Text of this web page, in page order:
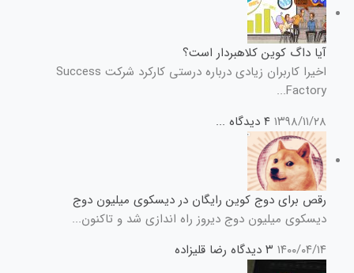
آیا داگ کوین کلاهبردار است؟
اخیرا کاربران زیادی درباره درستی کارکرد شرکت Success
Factory...
۱۳۹۸/۱۱/۲۸ ۴ دیدگاه ...
رقص برای دوج کوین رایگان در دیسکوی میلیون دوج
دیسکوی میلیون دوج دیروز راه اندازی شد و تاکنون...
۱۴۰۰/۰۴/۱۴ ۳ دیدگاه رضا قلیزاده